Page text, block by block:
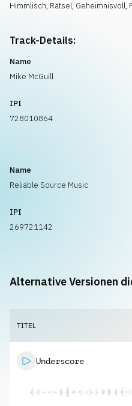
Himmlisch, Rätsel, Geheimnisvoll,
Track-Details:
Name
Mike McGuill
IPI
728010864
Name
Reliable Source Music
IPI
269721142
Alternative Versionen
TITEL
Underscore